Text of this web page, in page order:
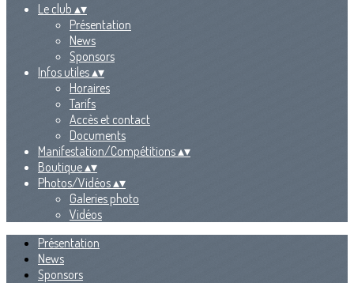
Le club ▴▾
Présentation
News
Sponsors
Infos utiles▴▾
Horaires
Tarifs
Accès et contact
Documents
Manifestation/Compétitions▴▾
Boutique▴▾
Photos/Vidéos▴▾
Galeries photo
Vidéos
Présentation
News
Sponsors